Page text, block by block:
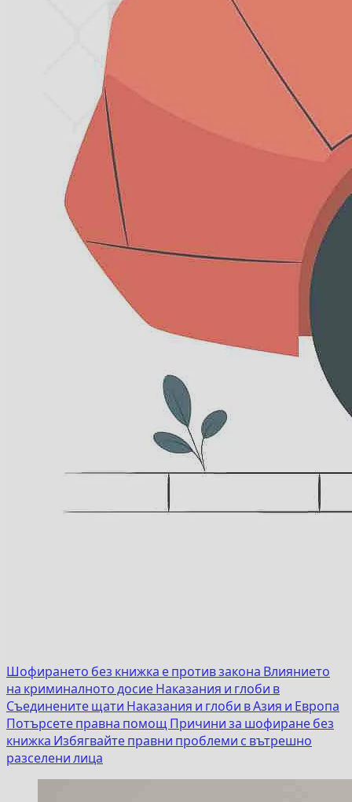
Шофирането без книжка е против закона Влиянието
на криминалното досие Наказания и глоби в
Съединените щати Наказания и глоби в Азия и Европа
Потърсете правна помощ Причини за шофиране без
книжка Избягвайте правни проблеми с вътрешно
разселени лица